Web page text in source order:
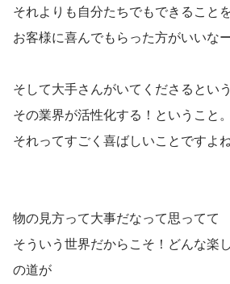
それよりも自分たちでもできること
お客様に喜んでもらった方がいいな
そして大手さんがいてくださるとい
その業界が活性化する！ということ。
それってすごく喜ばしいことですよね
物の見方って大事だなって思ってて
そういう世界だからこそ！どんな楽
の道が